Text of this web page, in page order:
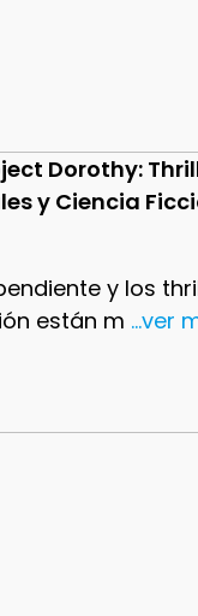
Dorothy:
y Ciencia
y los
están m ...ver